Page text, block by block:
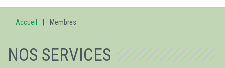
Accueil Membres
NOS SERVICES